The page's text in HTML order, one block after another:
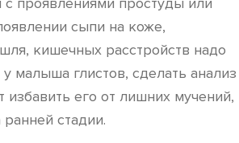
сыпи на коже,
кишечных расстройств надо
малыша глистов, сделать анализ
избавить его от лишних мучений,
стадии.